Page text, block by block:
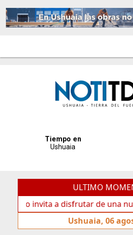
ULTIMO
a disfrutar de una nueva
Ushuaia, 06